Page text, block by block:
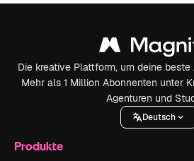
Die kreative Plattform, um deine
Mehr als 1 Million Abonnenten unter
Agenturen und
Deutsch
Produkte